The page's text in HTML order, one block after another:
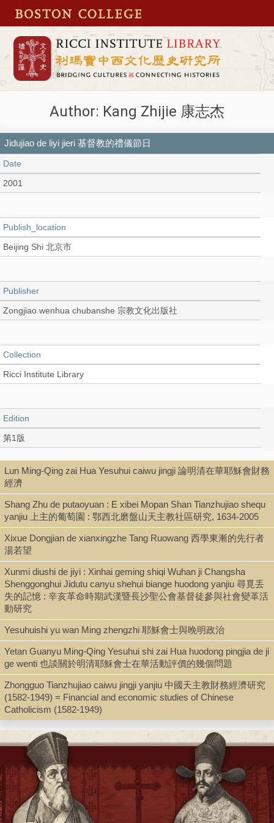
Author: Kang Zhijie 康志杰
Jidujiao de liyi jieri 基督教的禮儀節日
Date
2001
Publish_location
Beijing Shi 北京市
Publisher
Zongjiao wenhua chubanshe 宗教文化出版社
Collection
Ricci Institute Library
Edition
第1版
Language
Chinese 中文[簡體]
Record_type
Series
Jidujiao wenhua congshu 基督教文化叢書
Shelf
Stacks
Call Number
BX842.K36 2001
Description
3, 9, 330 p. : ill. ; 20 cm.
Lun Ming-Qing zai Hua Yesuhui caiwu jingji 論明清在華耶穌會財務
經濟
Shang Zhu de putaoyuan : E xibei Mopan Shan Tianzhujiao shequ
yanjiu 上主的葡萄園 : 鄂西北磨盤山天主教社區研究, 1634-2005
Xixue Dongjian de xianxingzhe Tang Ruowang 西學東漸的先行者
湯若望
Xunmi diushi de jiyi : Xinhai geming shiqi Wuhan ji Changsha
Shenggonghui Jidutu canyu shehui biange huodong yanjiu 尋覓丢
失的記憶 : 辛亥革命時期武漢暨長沙聖公會基督徒參與社會變革活
動研究
Yesuhuishi yu wan Ming zhengzhi 耶穌會士與晚明政治
Yetan Guanyu Ming-Qing Yesuhui shi zai Hua huodong pingjia de ji
ge wenti 也談關於明清耶穌會士在華活動評價的幾個問題
Zhongguo Tianzhujiao caiwu jingji yanjiu 中國天主教財務經濟研究
(1582-1949) = Financial and economic studies of Chinese
Catholicism (1582-1949)